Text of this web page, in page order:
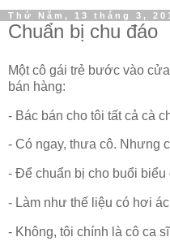
Thứ Năm, 13 tháng 3,
Chuẩn bị chu đáo
Một cô gái trẻ bước vào
bán hàng:
- Bác bán cho tôi tất cả cà
- Có ngay, thưa cô. Nhưng
- Để chuẩn bị cho buổi biểu
- Làm như thế liệu có hơi
- Không, tôi chính là cô ca